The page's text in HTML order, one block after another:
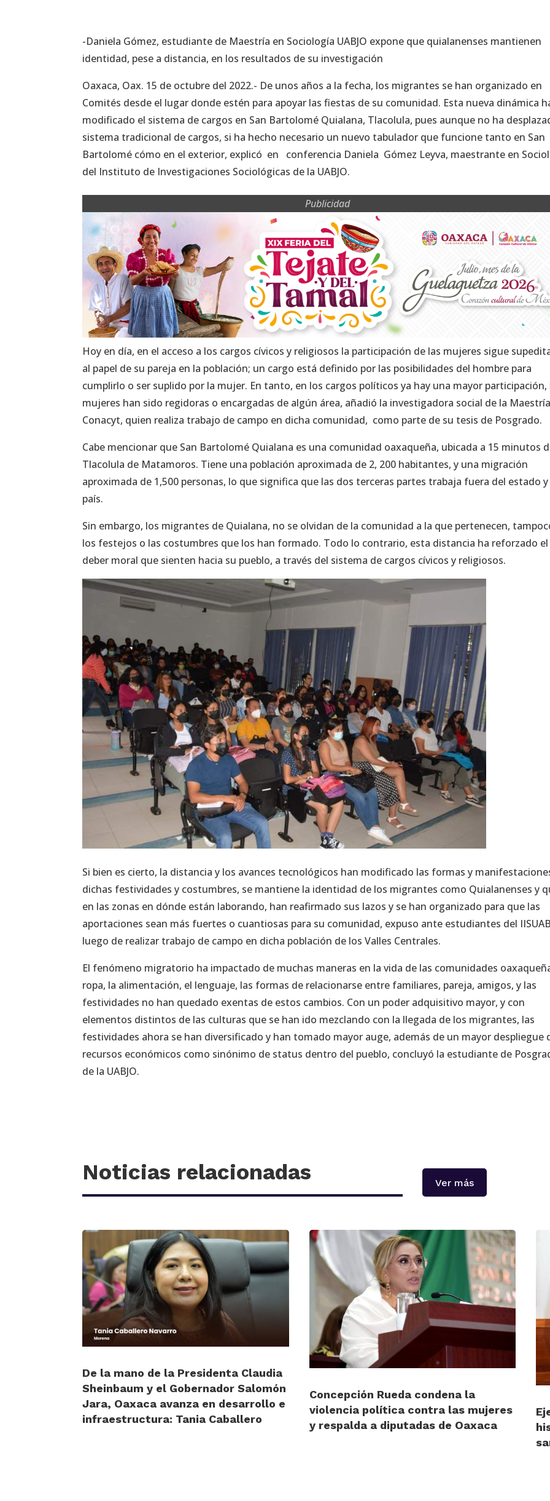
-Daniela Gómez, estudiante de Maestría en Sociología UABJO expone que quialanenses mantienen
identidad, pese a distancia, en los resultados de su investigación
Oaxaca, Oax. 15 de octubre del 2022.- De unos años a la fecha, los migrantes se han organizado en
Comités desde el lugar donde estén para apoyar las fiestas de su comunidad. Esta nueva dinámica
modificado el sistema de cargos en San Bartolomé Quialana, Tlacolula, pues aunque no ha
sistema tradicional de cargos, si ha hecho necesario un nuevo tabulador que funcione tanto en San
Bartolomé cómo en el exterior, explicó en conferencia Daniela Gómez Leyva, maestrante en
del Instituto de Investigaciones Sociológicas de la UABJO.
Publicidad
Hoy en día, en el acceso a los cargos cívicos y religiosos la participación de las mujeres sigue
al papel de su pareja en la población; un cargo está definido por las posibilidades del hombre para
cumplirlo o ser suplido por la mujer. En tanto, en los cargos políticos ya hay una mayor participación,
mujeres han sido regidoras o encargadas de algún área, añadió la investigadora social de la Maestría
Conacyt, quien realiza trabajo de campo en dicha comunidad, como parte de su tesis de Posgrado.
Cabe mencionar que San Bartolomé Quialana es una comunidad oaxaqueña, ubicada a 15 minutos
Tlacolula de Matamoros. Tiene una población aproximada de 2, 200 habitantes, y una migración
aproximada de 1,500 personas, lo que significa que las dos terceras partes trabaja fuera del estado y
país.
Sin embargo, los migrantes de Quialana, no se olvidan de la comunidad a la que pertenecen,
los festejos o las costumbres que los han formado. Todo lo contrario, esta distancia ha reforzado el
deber moral que sienten hacia su pueblo, a través del sistema de cargos cívicos y religiosos.
Si bien es cierto, la distancia y los avances tecnológicos han modificado las formas y
dichas festividades y costumbres, se mantiene la identidad de los migrantes como Quialanenses y
en las zonas en dónde están laborando, han reafirmado sus lazos y se han organizado para que las
aportaciones sean más fuertes o cuantiosas para su comunidad, expuso ante estudiantes del
luego de realizar trabajo de campo en dicha población de los Valles Centrales.
El fenómeno migratorio ha impactado de muchas maneras en la vida de las comunidades
ropa, la alimentación, el lenguaje, las formas de relacionarse entre familiares, pareja, amigos, y las
festividades no han quedado exentas de estos cambios. Con un poder adquisitivo mayor, y con
elementos distintos de las culturas que se han ido mezclando con la llegada de los migrantes, las
festividades ahora se han diversificado y han tomado mayor auge, además de un mayor despliegue
recursos económicos como sinónimo de status dentro del pueblo, concluyó la estudiante de
de la UABJO.
Noticias relacionadas Ver más
De la mano de la Presidenta Claudia
Sheinbaum y el Gobernador Salomón
Jara, Oaxaca avanza en desarrollo e
infraestructura: Tania Caballero
Concepción Rueda condena la
violencia política contra las mujeres
y respalda a diputadas de Oaxaca